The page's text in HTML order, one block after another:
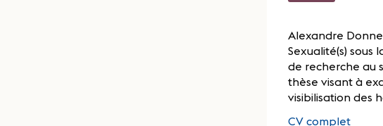
Alexandre
Sexualité(s) sous
de recherche au
thèse visant à
visibilisation des
CV complet